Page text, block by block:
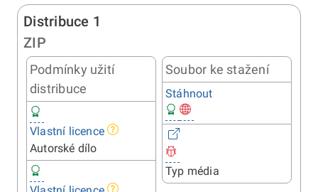
Distribuce 1
ZIP
Podmínky užití
distribuce
Vlastní licence
Autorské dílo
Soubor ke stažení
Stáhnout
Typ média